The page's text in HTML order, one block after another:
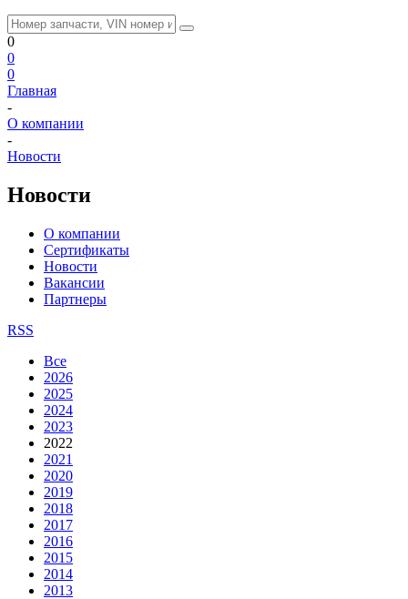
0
0
0
Главная
-
О компании
-
Новости
Новости
О компании
Сертификаты
Новости
Вакансии
Партнеры
RSS
Все
2026
2025
2024
2023
2022
2021
2020
2019
2018
2017
2016
2015
2014
2013